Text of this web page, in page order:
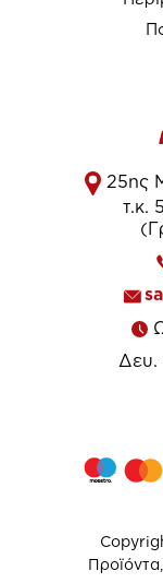
25ης
τ.κ.
Δευ.